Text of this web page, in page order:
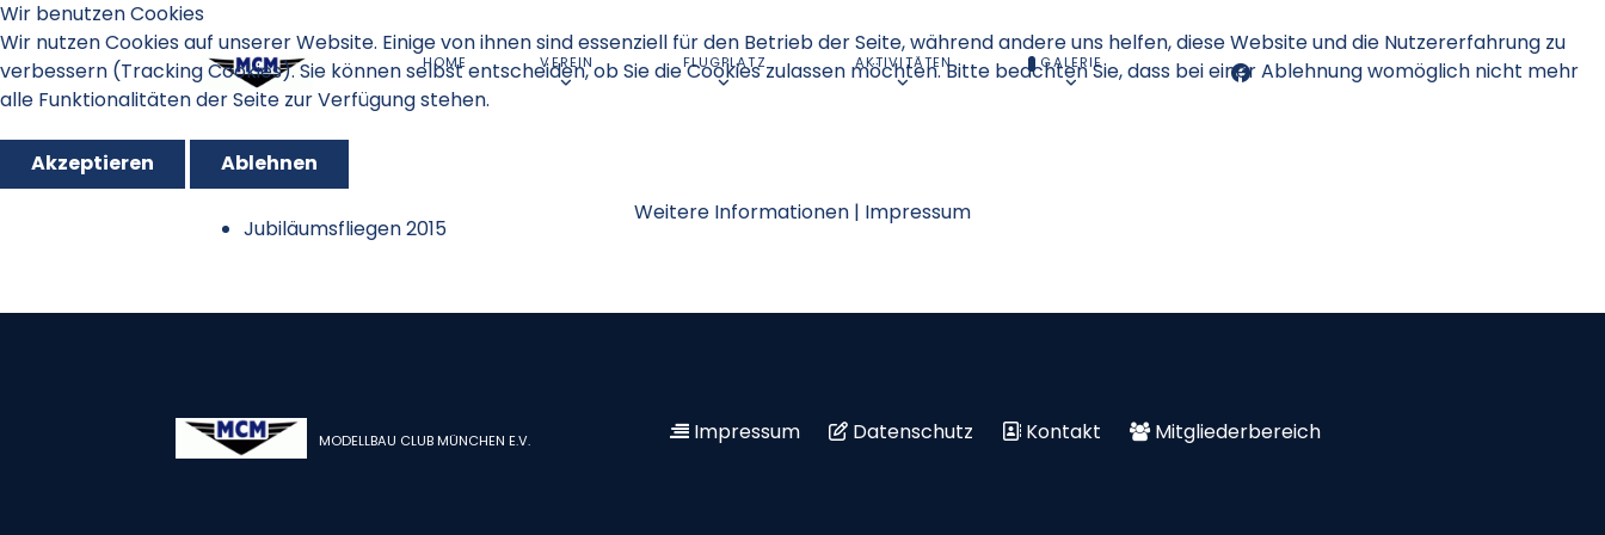
HOME VEREIN FLUGPLATZ AKTIVITÄTEN GALERIE
Jubiläumsfliegen 2015
MODELLBAU CLUB MÜNCHEN E.V. Impressum Datenschutz Kontakt Mitgliederbereich
Wir benutzen Cookies
Wir nutzen Cookies auf unserer Website. Einige von ihnen sind essenziell für den Betrieb der Seite, während andere uns helfen, diese Website und die Nutzererfahrung zu
verbessern (Tracking Cookies). Sie können selbst entscheiden, ob Sie die Cookies zulassen möchten. Bitte beachten Sie, dass bei einer Ablehnung womöglich nicht mehr
alle Funktionalitäten der Seite zur Verfügung stehen.
Akzeptieren
Ablehnen
Weitere Informationen | Impressum